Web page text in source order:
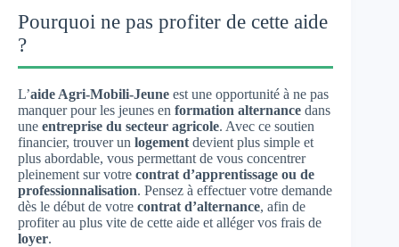
Pourquoi ne pas profiter de cette aide
?
L’aide Agri-Mobili-Jeune est une opportunité à ne pas
manquer pour les jeunes en formation alternance dans
une entreprise du secteur agricole. Avec ce soutien
financier, trouver un logement devient plus simple et
plus abordable, vous permettant de vous concentrer
pleinement sur votre contrat d’apprentissage ou de
professionnalisation. Pensez à effectuer votre demande
dès le début de votre contrat d’alternance, afin de
profiter au plus vite de cette aide et alléger vos frais de
loyer.